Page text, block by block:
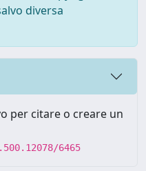
diversa
per citare o creare un
6465